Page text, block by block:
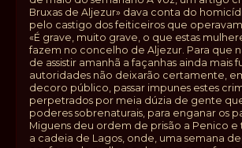
Bruxas de Aljezur» dava conta do
pelo castigo dos feiticeiros que
«É grave, muito grave, o que estas
fazem no concelho de Aljezur. Para que
de assistir amanhã a façanhas ainda mais
autoridades não deixarão certamente,
decoro público, passar impunes estes
perpetrados por meia dúzia de gente
poderes sobrenaturais, para enganar os
Miguens deu ordem de prisão a Penico e
a cadeia de Lagos, onde, uma semana